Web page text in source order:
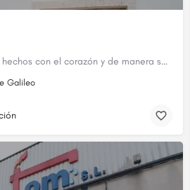
Productos de decoración hechos con el corazón y de manera sostenible.
Galileo